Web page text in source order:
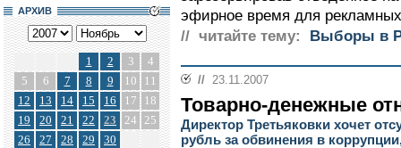
АРХИВ
1 2 3
4
5
6 7 8 9 10
11
12
13 14 15 16 17
18
19
20 21 22 23 24 25
26
27 28 29 30
эфирное время для
// читайте тему:
Выборы в
// 23.11.2007
Товарно-денежные
Директор Третьяковки хочет
рубль за обвинения в